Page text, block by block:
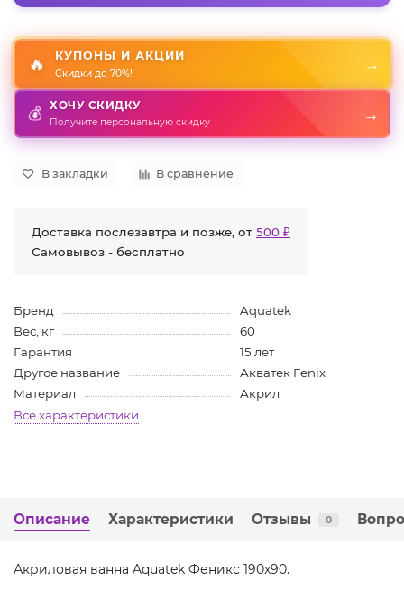
🔥 КУПОНЫ И АКЦИИ
Скидки до 70%!
→
💰 ХОЧУ СКИДКУ
Получите персональную скидку →
В закладки В сравнение
Доставка послезавтра и позже, от 500 ₽
Самовывоз - бесплатно
Бренд
Aquatek
Вес, кг
60
Гарантия
15 лет
Другое название
Акватек Fenix
Материал
Акрил
Все характеристики
Описание Характеристики Отзывы 0
Акриловая ванна Aquatek Феникс 190x90.